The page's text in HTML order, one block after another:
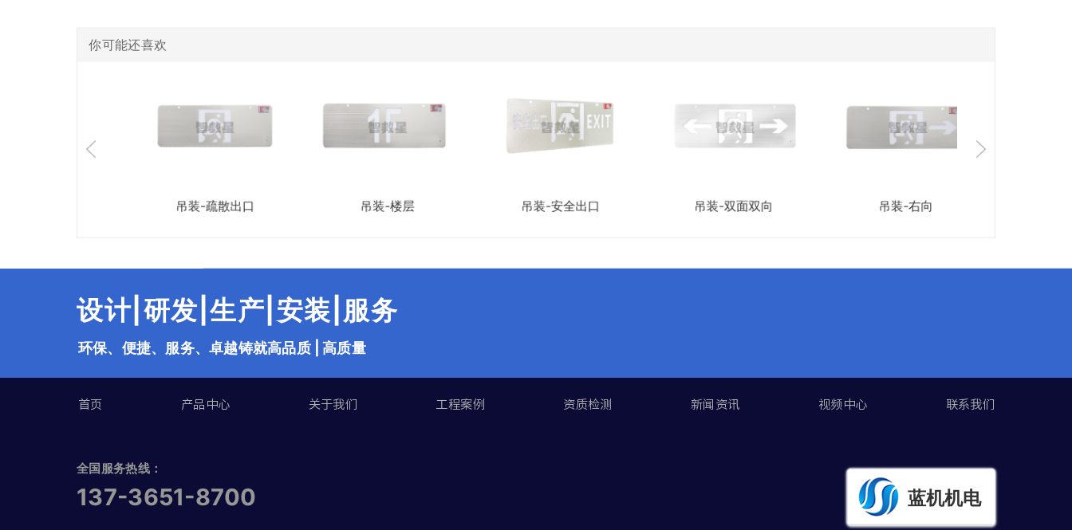
你可能还喜欢
吊装-疏散出口 吊装-楼层 吊装-安全出口 吊装-双面双向 吊装-右向
全国服务热线：
137-3651-8700 蓝机机电
环保、便捷、服务、卓越铸就高品质 | 高质量
设计|研发|生产|安装|服务
首页 产品中心 关于我们 工程案例 资质检测 新闻资讯 视频中心 联系我们